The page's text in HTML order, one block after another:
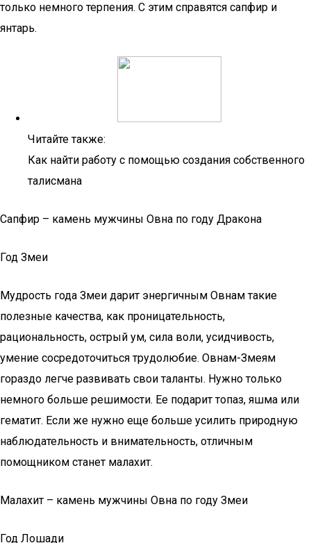
только немного терпения. С этим справятся сапфир и
янтарь.
Читайте также:
Как найти работу с помощью создания собственного
талисмана
Сапфир – камень мужчины Овна по году Дракона
Год Змеи
Мудрость года Змеи дарит энергичным Овнам такие
полезные качества, как проницательность,
рациональность, острый ум, сила воли, усидчивость,
умение сосредоточиться трудолюбие. Овнам-Змеям
гораздо легче развивать свои таланты. Нужно только
немного больше решимости. Ее подарит топаз, яшма или
гематит. Если же нужно еще больше усилить природную
наблюдательность и внимательность, отличным
помощником станет малахит.
Малахит – камень мужчины Овна по году Змеи
Год Лошади